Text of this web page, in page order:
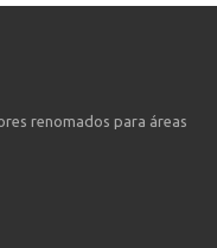
renomados para áreas